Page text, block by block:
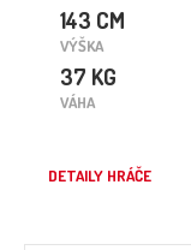
143 CM
VÝŠKA
37 KG
VÁHA
DETAILY HRÁČE